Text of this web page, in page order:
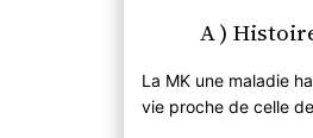
A )
La MK une maladie
vie proche de celle